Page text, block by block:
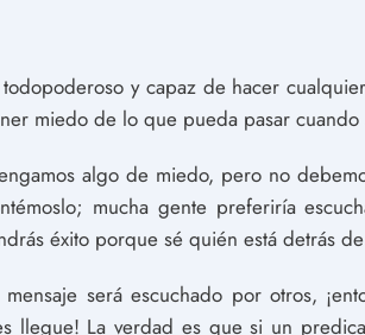
y capaz de hacer
miedo de lo que pueda pasar
algo de miedo, pero no
mucha gente preferiría
éxito porque sé quién está detrás
será escuchado por otros,
llegue! La verdad es que si un